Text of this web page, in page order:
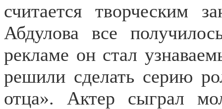
считается творческим
Абдулова все
рекламе он стал
решили сделать серию
отца». Актер сыграл